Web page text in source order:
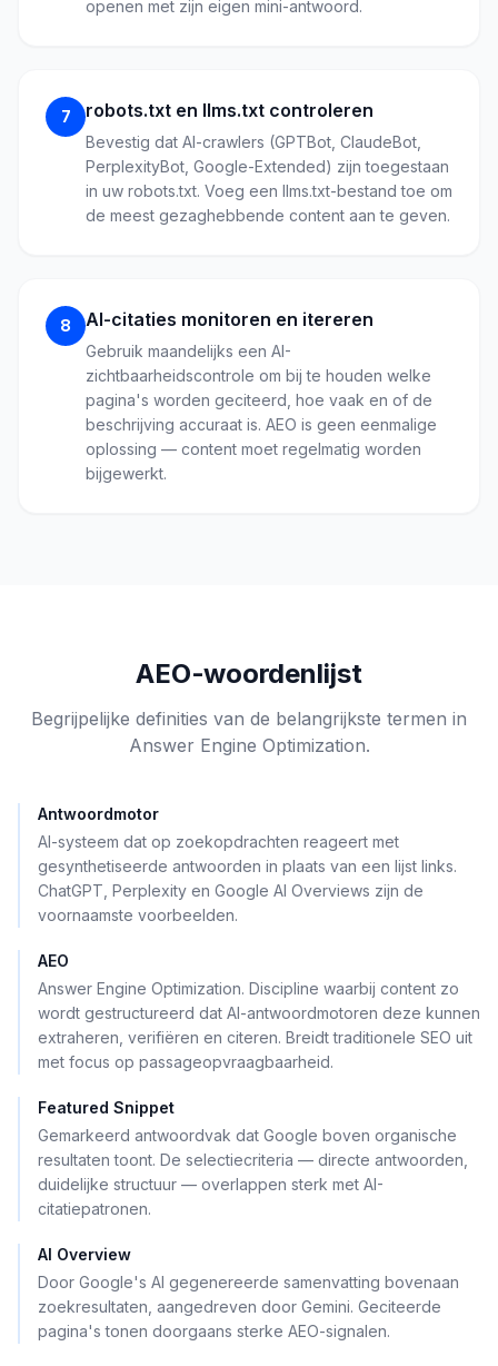
openen met zijn eigen mini-antwoord.
7 robots.txt en llms.txt controleren
Bevestig dat AI-crawlers (GPTBot, ClaudeBot,
PerplexityBot, Google-Extended) zijn toegestaan
in uw robots.txt. Voeg een llms.txt-bestand toe om
de meest gezaghebbende content aan te geven.
8 AI-citaties monitoren en itereren
Gebruik maandelijks een AI-
zichtbaarheidscontrole om bij te houden welke
pagina's worden geciteerd, hoe vaak en of de
beschrijving accuraat is. AEO is geen eenmalige
oplossing — content moet regelmatig worden
bijgewerkt.
AEO-woordenlijst
Begrijpelijke definities van de belangrijkste termen in
Answer Engine Optimization.
Antwoordmotor
AI-systeem dat op zoekopdrachten reageert met
gesynthetiseerde antwoorden in plaats van een lijst links.
ChatGPT, Perplexity en Google AI Overviews zijn de
voornaamste voorbeelden.
AEO
Answer Engine Optimization. Discipline waarbij content zo
wordt gestructureerd dat AI-antwoordmotoren deze kunnen
extraheren, verifiëren en citeren. Breidt traditionele SEO uit
met focus op passageopvraagbaarheid.
Featured Snippet
Gemarkeerd antwoordvak dat Google boven organische
resultaten toont. De selectiecriteria — directe antwoorden,
duidelijke structuur — overlappen sterk met AI-
citatiepatronen.
AI Overview
Door Google's AI gegenereerde samenvatting bovenaan
zoekresultaten, aangedreven door Gemini. Geciteerde
pagina's tonen doorgaans sterke AEO-signalen.